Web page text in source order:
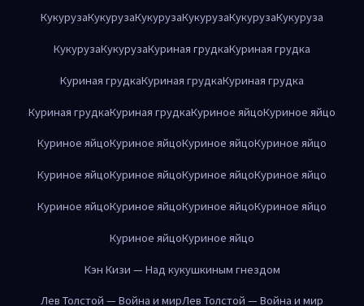
КукурузаКукурузаКукурузаКукурузаКукурузаКукуруза
КукурузаКукурузаКуриная грудкаКуриная грудка
Куриная грудкаКуриная грудкаКуриная грудка
Куриная грудкаКуриная грудкаКуриное яйцоКуриное яйцо
Куриное яйцоКуриное яйцоКуриное яйцоКуриное яйцо
Куриное яйцоКуриное яйцоКуриное яйцоКуриное яйцо
Куриное яйцоКуриное яйцоКуриное яйцоКуриное яйцо
Куриное яйцоКуриное яйцо
Кэн Кизи — Над кукушкиным гнездом
Лев Толстой — Война и мирЛев Толстой — Война и мир